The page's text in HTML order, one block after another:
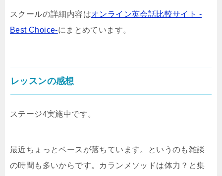
スクールの詳細内容はオンライン英会話比較サイト -
Best Choice-にまとめています。
レッスンの感想
ステージ4実施中です。
最近ちょっとペースが落ちています。というのも雑談
の時間も多いからです。カランメソッドは体力？と集